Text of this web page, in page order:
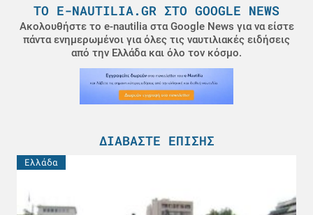
ΤΟ E-NAUTILIA.GR ΣΤΟ GOOGLE NEWS
Ακολουθήστε το e-nautilia στα Google News για να είστε
πάντα ενημερωμένοι για όλες τις ναυτιλιακές ειδήσεις
από την Ελλάδα και όλο τον κόσμο.
ΔΙΑΒΆΣΤΕ ΕΠΊΣΗΣ
Ελλάδα